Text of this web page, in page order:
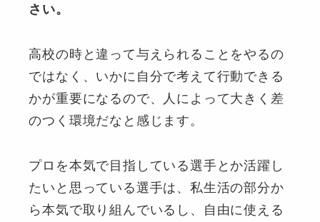
さい。
高校の時と違って与えられることをやるの
ではなく、いかに自分で考えて行動できる
かが重要になるので、人によって大きく差
のつく環境だなと感じます。
プロを本気で目指している選手とか活躍し
たいと思っている選手は、私生活の部分か
ら本気で取り組んでいるし、自由に使える